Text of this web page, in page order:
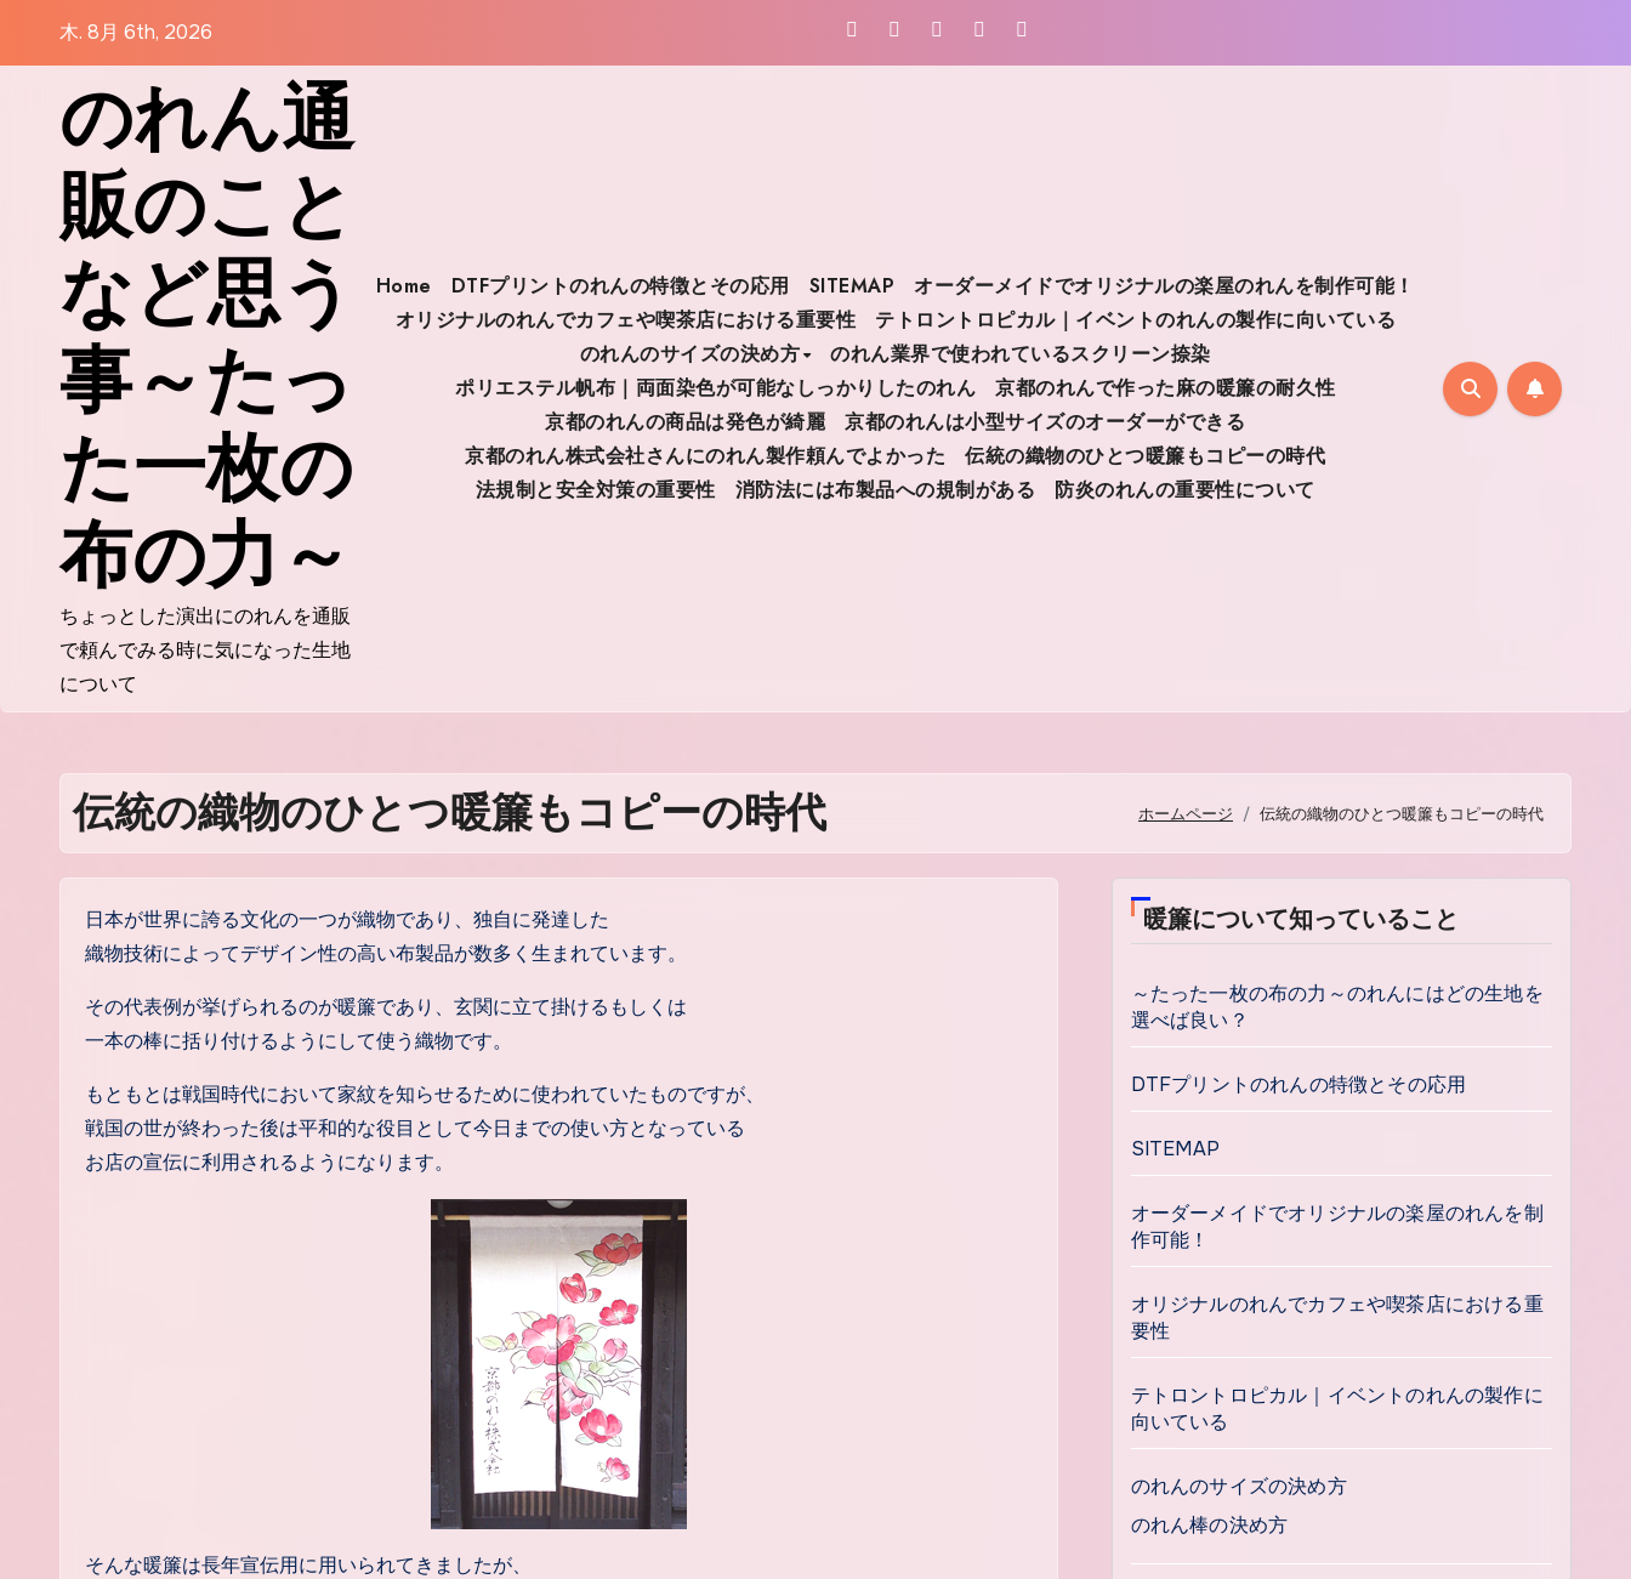
木. 8月 6th, 2026
のれん通
販のこと
など思う
事～たっ
た一枚の
布の力～
ちょっとした演出にのれんを通販
で頼んでみる時に気になった生地
について
Home DTFプリントのれんの特徴とその応用 SITEMAP
オーダーメイドでオリジナルの楽屋のれんを制作可能！
オリジナルのれんでカフェや喫茶店における重要性
テトロントロピカル｜イベントのれんの製作に向いている
のれんのサイズの決め方
のれん業界で使われているスクリーン捺染
ポリエステル帆布｜両面染色が可能なしっかりしたのれん
京都のれんで作った麻の暖簾の耐久性
京都のれんの商品は発色が綺麗
京都のれんは小型サイズのオーダーができる
京都のれん株式会社さんにのれん製作頼んでよかった
伝統の織物のひとつ暖簾もコピーの時代
法規制と安全対策の重要性
消防法には布製品への規制がある 防炎のれんの重要性について
伝統の織物のひとつ暖簾もコピーの時代 ホームページ 伝統の織物のひとつ暖簾もコピーの時代
日本が世界に誇る文化の一つが織物であり、独自に発達した
織物技術によってデザイン性の高い布製品が数多く生まれています。
その代表例が挙げられるのが暖簾であり、玄関に立て掛けるもしくは
一本の棒に括り付けるようにして使う織物です。
もともとは戦国時代において家紋を知らせるために使われていたものですが、
戦国の世が終わった後は平和的な役目として今日までの使い方となっている
お店の宣伝に利用されるようになります。
そんな暖簾は長年宣伝用に用いられてきましたが、
暖簾について知っていること
～たった一枚の布の力～のれんにはどの生地を
選べば良い？
DTFプリントのれんの特徴とその応用
SITEMAP
オーダーメイドでオリジナルの楽屋のれんを制
作可能！
オリジナルのれんでカフェや喫茶店における重
要性
テトロントロピカル｜イベントのれんの製作に
向いている
のれんのサイズの決め方
のれん棒の決め方